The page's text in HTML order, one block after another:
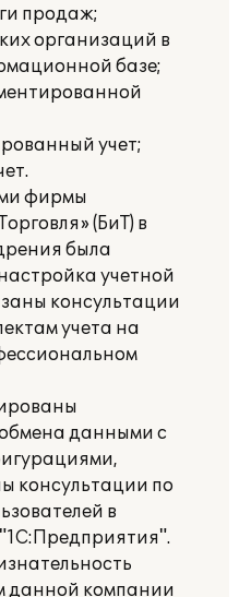
продаж;
организаций в
базе;
учет;
фирмы
(БиТ) в
была
учетной
консультации
учета на
данными с
консультации по
в
данной компании